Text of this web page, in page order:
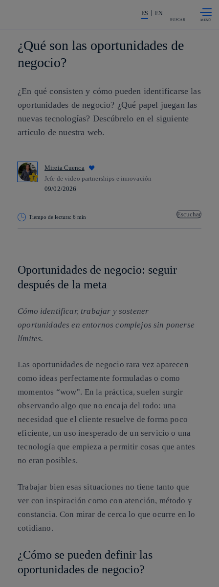
La acción en accionistas e
ES EN
BUSCAR
¿Qué son las oportunidades de
negocio?
¿En qué consisten y cómo pueden identificarse las
oportunidades de negocio? ¿Qué papel juegan las
nuevas tecnologías? Descúbrelo en el siguiente
artículo de nuestra web.
Mireia Cuenca
Jefe de video partnerships e innovación
09/02/2026
Tiempo de lectura: 6 min Escuchar
Oportunidades de negocio: seguir
después de la meta
Cómo identificar, trabajar y sostener
oportunidades en entornos complejos sin ponerse
límites.
Las oportunidades de negocio rara vez aparecen
como ideas perfectamente formuladas o como
momentos “wow”. En la práctica, suelen surgir
observando algo que no encaja del todo: una
necesidad que el cliente resuelve de forma poco
eficiente, un uso inesperado de un servicio o una
tecnología que empieza a permitir cosas que antes
no eran posibles.
Trabajar bien esas situaciones no tiene tanto que
ver con inspiración como con atención, método y
constancia. Con mirar de cerca lo que ocurre en lo
cotidiano.
¿Cómo se pueden definir las
oportunidades de negocio?